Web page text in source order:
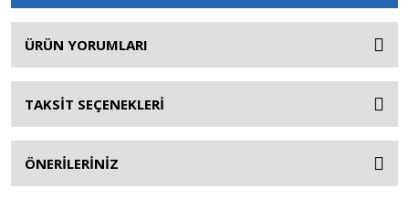
ÜRÜN YORUMLARI
TAKSİT SEÇENEKLERİ
ÖNERİLERİNİZ